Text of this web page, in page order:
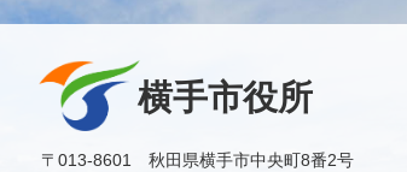
横手市役所
〒013-8601 秋田県横手市中央町8番2号